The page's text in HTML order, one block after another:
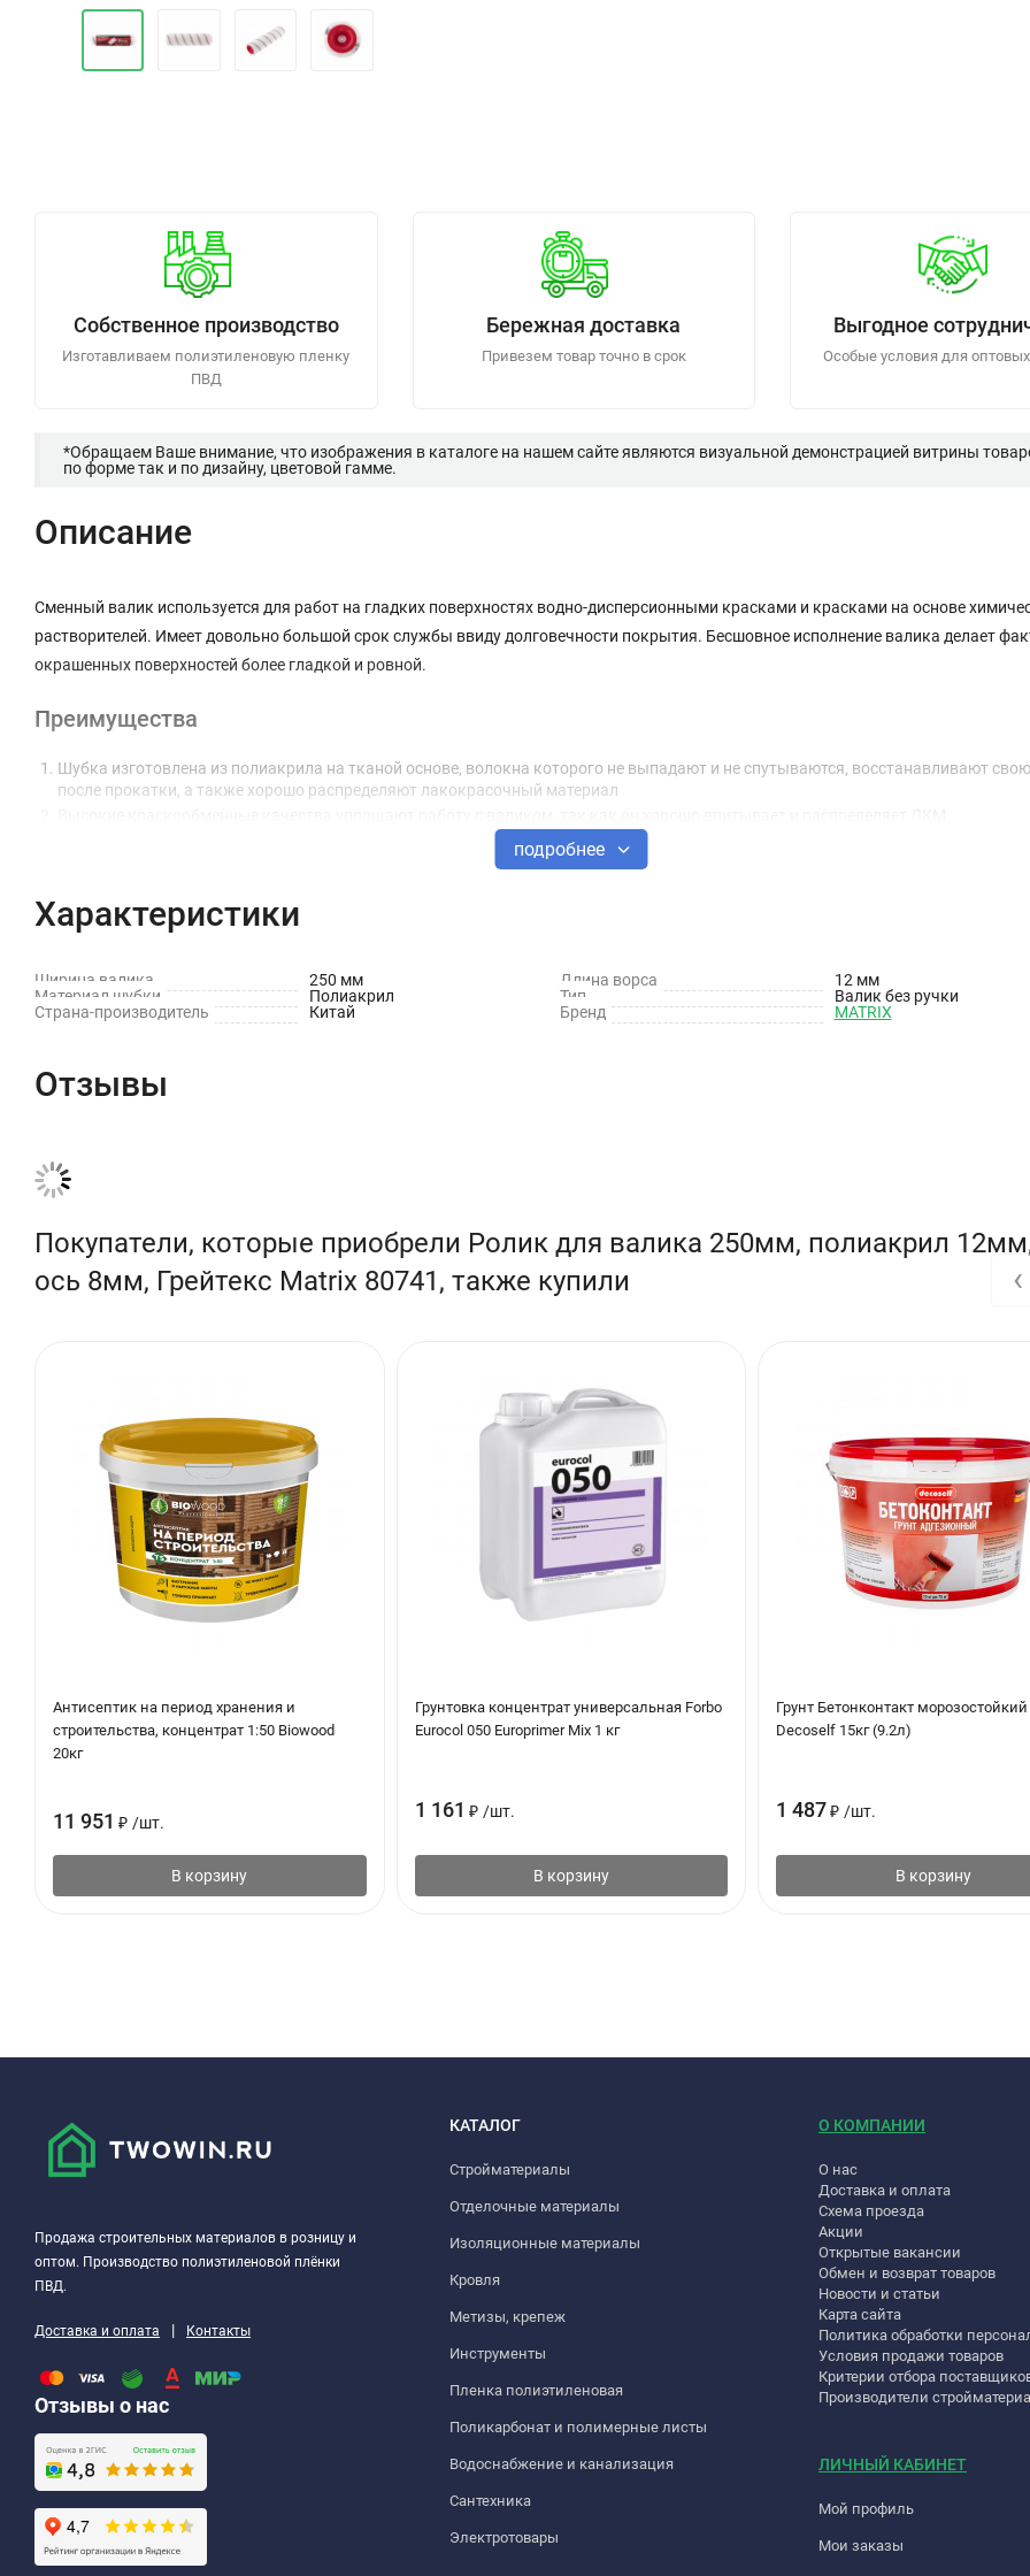
Собственное производство
Изготавливаем полиэтиленовую пленку
ПВД
Бережная доставка
Привезем товар точно в срок
Выгодное
Особые условия для
*Обращаем Ваше внимание, что изображения в каталоге на нашем сайте являются визуальной демонстрацией витрины
по форме так и по дизайну, цветовой гамме.
Описание
Сменный валик используется для работ на гладких поверхностях водно-дисперсионными красками и красками на основе
растворителей. Имеет довольно большой срок службы ввиду долговечности покрытия. Бесшовное исполнение валика делает
окрашенных поверхностей более гладкой и ровной.
Преимущества
Шубка изготовлена из полиакрила на тканой основе, волокна которого не выпадают и не спутываются, восстанавливают
после прокатки, а также хорошо распределяют лакокрасочный материал
Шубка не имеет шва, а ее края острижены, благодаря чему на окрашенной поверхности не остается полос
Фиксация шубки к ролику по технологии Termofusion обеспечивает ее устойчивость к интенсивному использованию
Технические характеристики
Тип ручки: Бюгельный
Высота ворса: 12 мм
подробнее
Характеристики
Ширина валика 250 мм Длина ворса
12 мм
Материал шубки
Полиакрил Тип
Валик без ручки
Страна-производитель
Китай Бренд MATRIX
Отзывы
Покупатели, которые приобрели Ролик для валика 250мм, полиакрил
ось 8мм, Грейтекс Matrix 80741, также купили
Антисептик на период хранения и
строительства, концентрат 1:50 Biowood
20кг
11 951 ₽ /шт.
В корзину
Грунтовка концентрат универсальная Forbo
Eurocol 050 Europrimer Mix 1 кг
1 161 ₽ /шт.
В корзину
Грунт Бетонконтакт
Decoself 15кг (9.2л)
1 487 ₽ /шт.
В корзину
‹
Продажа строительных материалов в розницу и
оптом. Производство полиэтиленовой плёнки
ПВД.
Доставка и оплата | Контакты
Отзывы о нас
КАТАЛОГ
Стройматериалы
Отделочные материалы
Изоляционные материалы
Кровля
Метизы, крепеж
Инструменты
Пленка полиэтиленовая
Поликарбонат и полимерные листы
Водоснабжение и канализация
Сантехника
Электротовары
О КОМПАНИИ
О нас
Доставка и оплата
Схема проезда
Акции
Открытые вакансии
Обмен и возврат товаров
Новости и статьи
Карта сайта
Политика обработки
Условия продажи товаров
Критерии отбора
Производители
ЛИЧНЫЙ КАБИНЕТ
Мой профиль
Мои заказы